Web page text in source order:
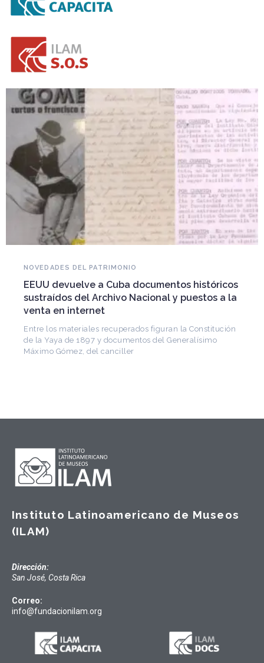
NOVEDADES DEL PATRIMONIO
EEUU devuelve a Cuba documentos históricos
sustraídos del Archivo Nacional y puestos a la
venta en internet
Entre los materiales recuperados figuran la Constitución
de la Yaya de 1897 y documentos del Generalísimo
Máximo Gómez, del canciller
Instituto Latinoamericano de Museos
(ILAM)
Dirección:
San José, Costa Rica
Correo:
info@fundacionilam.org